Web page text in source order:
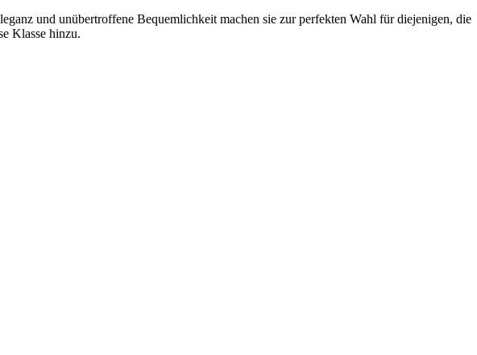
und unübertroffene Bequemlichkeit machen sie zur perfekten Wahl für diejenigen, die
Klasse hinzu.